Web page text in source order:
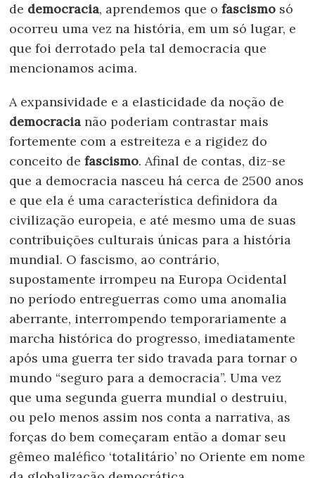
de democracia, aprendemos que ofascismo só
ocorreu uma vez na história, em um só lugar, e
que foi derrotado pela tal democracia que
mencionamos acima.
A expansividade e a elasticidade da noção de
democracia não poderiam contrastar mais
fortemente com a estreiteza e a rigidez do
conceito defascismo. Afinal de contas, diz-se
que a democracia nasceu há cerca de 2500 anos
e que ela é uma característica definidora da
civilização europeia, e até mesmo uma de suas
contribuições culturais únicas para a história
mundial. O fascismo, ao contrário,
supostamente irrompeu na Europa Ocidental
no período entreguerras como uma anomalia
aberrante, interrompendo temporariamente a
marcha histórica do progresso, imediatamente
após uma guerra ter sido travada para tornar o
mundo “seguro para a democracia”. Uma vez
que uma segunda guerra mundial o destruiu,
ou pelo menos assim nos conta a narrativa, as
forças do bem começaram então a domar seu
gêmeo maléfico ‘totalitário’ no Oriente em nome